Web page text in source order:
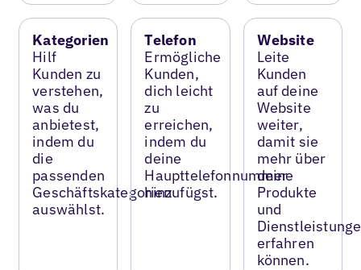
Kategorien
Hilf
Kunden zu
verstehen,
was du
anbietest,
indem du
die
passenden
Geschäftskategorien
auswählst.
Telefon
Ermögliche
Kunden,
dich leicht
zu
erreichen,
indem du
deine
Haupttelefonnummer
hinzufügst.
Website
Leite
Kunden
auf deine
Website
weiter,
damit sie
mehr über
deine
Produkte
und
erfahren
können.